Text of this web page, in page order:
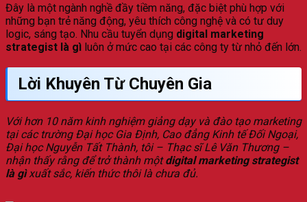
Đây là một ngành nghề đầy tiềm năng, đặc biệt phù hợp với
những bạn trẻ năng động, yêu thích công nghệ và có tư duy
logic, sáng tạo. Nhu cầu tuyển dụng digital marketing
strategist là gì luôn ở mức cao tại các công ty từ nhỏ đến lớn.
Lời Khuyên Từ Chuyên Gia
Với hơn 10 năm kinh nghiệm giảng dạy và đào tạo marketing
tại các trường Đại học Gia Định, Cao đẳng Kinh tế Đối Ngoại,
Đại học Nguyễn Tất Thành, tôi – Thạc sĩ Lê Văn Thương –
nhận thấy rằng để trở thành mộtdigital marketing strategist
là gìxuất sắc, kiến thức thôi là chưa đủ.